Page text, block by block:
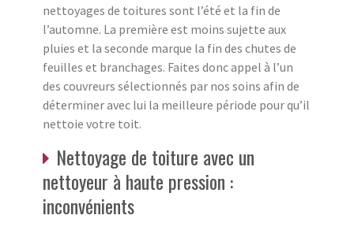
nettoyages de toitures sont l’été et la fin de
l’automne. La première est moins sujette aux
pluies et la seconde marque la fin des chutes de
feuilles et branchages. Faites donc appel à l’un
des couvreurs sélectionnés par nos soins afin de
déterminer avec lui la meilleure période pour qu’il
nettoie votre toit.
Nettoyage de toiture avec un
nettoyeur à haute pression :
inconvénients